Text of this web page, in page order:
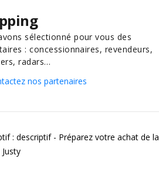
sélectionné pour vous des
: concessionnaires, revendeurs,
radars…
nos partenaires
: descriptif - Préparez votre achat de la